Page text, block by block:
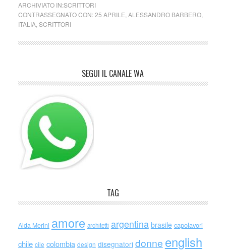
ARCHIVIATO IN:SCRITTORI
CONTRASSEGNATO CON:25 APRILE ALESSANDRO BARBERO,
ITALIA, SCRITTORI
SEGUI IL CANALE WA
TAG
Alda Merini amore architetti argentina brasile capolavori
chile cile colombia design disegnatori donne english